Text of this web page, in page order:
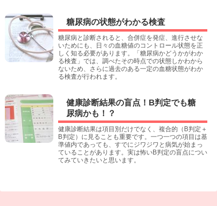
糖尿病の状態がわかる検査
糖尿病と診断されると、合併症を発症、進行させな
いためにも、日々の血糖値のコントロール状態を正
しく知る必要があります。「糖尿病かどうかがわか
る検査」では、調べたその時点での状態しかわから
ないため、さらに過去のある一定の血糖状態がわか
る検査が行われます。
健康診断結果の盲点！B判定でも糖
尿病かも！？
健康診断結果は項目別だけでなく、複合的（B判定＋
B判定）に見ることも重要です。一つ一つの項目は基
準値内であっても、すでにジワジワと病気が始まっ
ていることがあります。実は怖いB判定の盲点につい
てみていきたいと思います。